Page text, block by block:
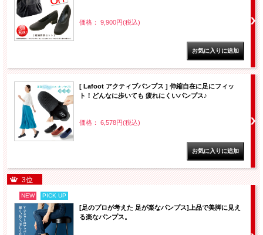
価格： 9,900円(税込)
[ Lafoot アクティブパンプス ] 伸縮自在に足にフィッ
ト！どんなに歩いても 疲れにくいパンプス♪
価格： 6,578円(税込)
3位
NEW PICK UP
[足のプロが考えた 足が楽なパンプス]上品で美脚に見え
る楽なパンプス。